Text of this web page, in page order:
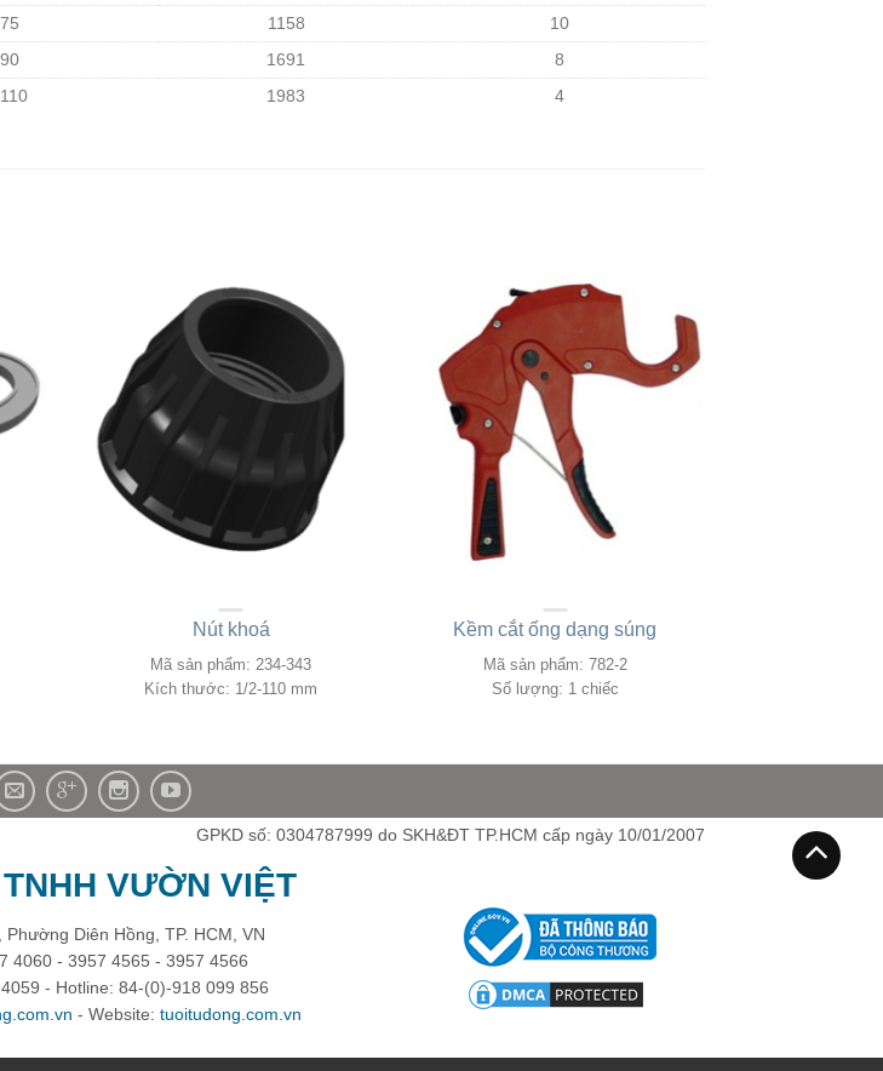
1158
10
1691
8
1983 4
Nút khoá
Mã sản phẩm: 234-343
Kích thước: 1/2-110 mm
Kềm cắt ống dạng súng
Mã sản phẩm: 782-2
Số lượng: 1 chiếc
GPKD số: 0304787999 do SKH&ĐT TP.HCM cấp ngày 10/01/2007
VƯỜN VIỆT
Diên Hồng, TP. HCM, VN
4060 - 3957 4565 - 3957 4566
- Hotline: 84-(0)-918 099 856
- Website: tuoitudong.com.vn